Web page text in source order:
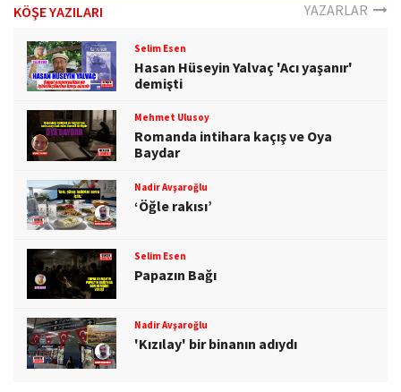
KÖŞE YAZILARI YAZARLAR
Selim Esen
Hasan Hüseyin Yalvaç 'Acı yaşanır'
demişti
Mehmet Ulusoy
Romanda intihara kaçış ve Oya
Baydar
Nadir Avşaroğlu
‘Öğle rakısı’
Selim Esen
Papazın Bağı
Nadir Avşaroğlu
'Kızılay' bir binanın adıydı